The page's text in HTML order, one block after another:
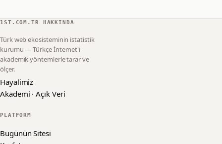
1ST.COM.TR HAKKINDA
Türk web ekosisteminin istatistik
kurumu — Türkçe İnternet'i
akademik yöntemlerle tarar ve
ölçer.
Hayalimiz
Akademi · Açık Veri
PLATFORM
Bugünün Sitesi